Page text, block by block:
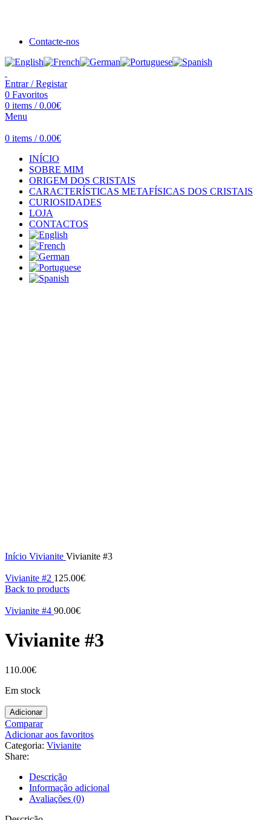
Contacte-nos
Entrar / Registar
0 Favoritos
0 items / 0.00€
Menu
0 items / 0.00€
INÍCIO
SOBRE MIM
ORIGEM DOS CRISTAIS
CARACTERÍSTICAS METAFÍSICAS DOS CRISTAIS
CURIOSIDADES
LOJA
CONTACTOS
Início Vivianite Vivianite #3
Vivianite #2 125.00€
Back to products
Vivianite #4 90.00€
Vivianite #3
110.00€
Em stock
Adicionar
Comparar
Adicionar aos favoritos
Categoria: Vivianite
Share:
Descrição
Informação adicional
Avaliações (0)